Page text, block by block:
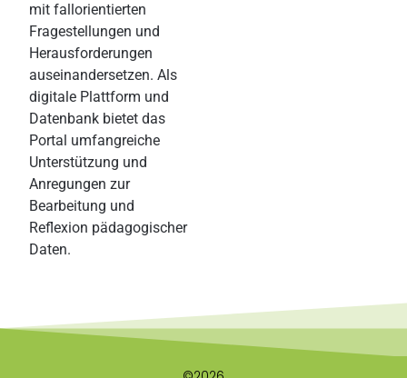
mit fallorientierten
Fragestellungen und
Herausforderungen
auseinandersetzen. Als
digitale Plattform und
Datenbank bietet das
Portal umfangreiche
Unterstützung und
Anregungen zur
Bearbeitung und
Reflexion pädagogischer
Daten.